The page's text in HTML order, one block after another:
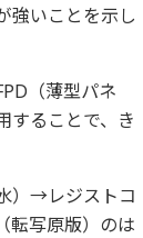
強いことを示し
（薄型パネ
することで、き
）→レジストコ
写原版）のは